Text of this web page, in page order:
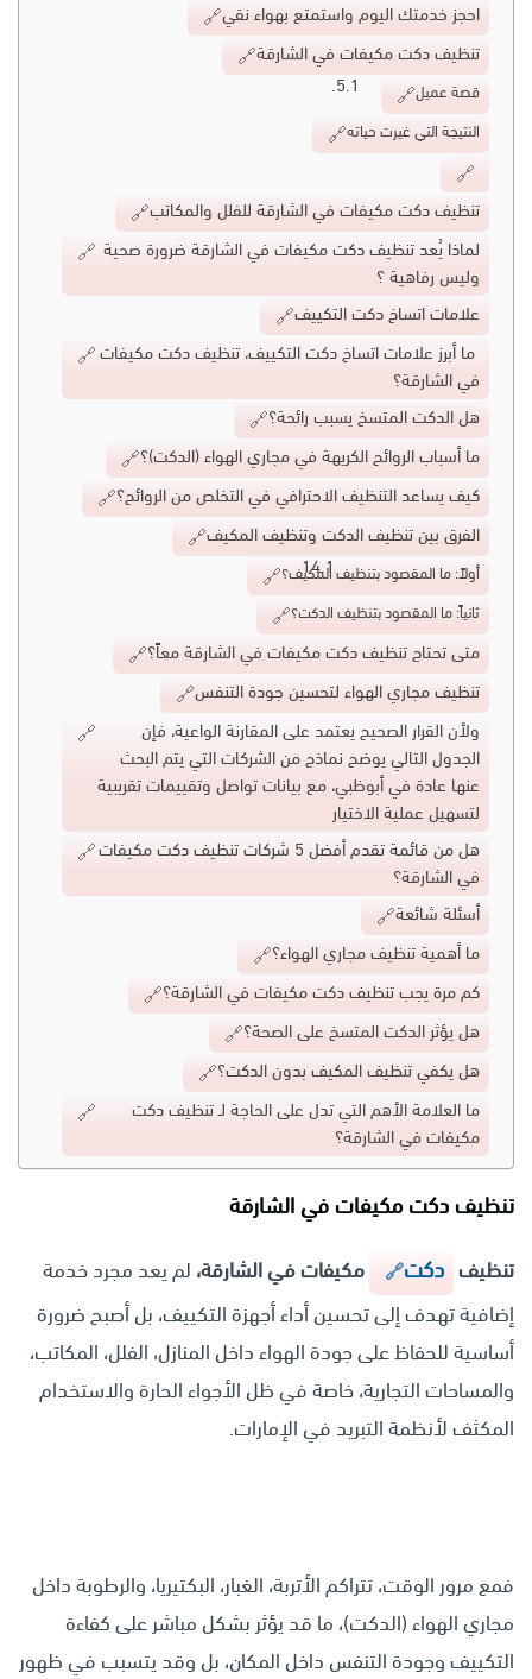
احجز خدمتك اليوم واستمتع بهواء نقي
تنظيف دكت مكيفات في الشارقة
قصة عميل
النتيجة التي غيرت حياته
تنظيف دكت مكيفات في الشارقة للفلل والمكاتب
لماذا يُعد تنظيف دكت مكيفات في الشارقة ضرورة صحية
وليس رفاهية ؟
علامات اتساخ دكت التكييف
ما أبرز علامات اتساخ دكت التكييف، تنظيف دكت مكيفات
في الشارقة؟
هل الدكت المتسخ يسبب رائحة؟
ما أسباب الروائح الكريهة في مجاري الهواء (الدكت)؟
كيف يساعد التنظيف الاحترافي في التخلص من الروائح؟
الفرق بين تنظيف الدكت وتنظيف المكيف
أولاً: ما المقصود بتنظيف المكيف؟
ثانياً: ما المقصود بتنظيف الدكت؟
متى تحتاج تنظيف دكت مكيفات في الشارقة معاً؟
تنظيف مجاري الهواء لتحسين جودة التنفس
ولأن القرار الصحيح يعتمد على المقارنة الواعية، فإن
الجدول التالي يوضح نماذج من الشركات التي يتم البحث
عنها عادة في أبوظبي، مع بيانات تواصل وتقييمات تقريبية
لتسهيل عملية الاختيار
هل من قائمة تقدم أفضل 5 شركات تنظيف دكت مكيفات
في الشارقة؟
أسئلة شائعة
ما أهمية تنظيف مجاري الهواء؟
كم مرة يجب تنظيف دكت مكيفات في الشارقة؟
هل يؤثر الدكت المتسخ على الصحة؟
هل يكفي تنظيف المكيف بدون الدكت؟
ما العلامة الأهم التي تدل على الحاجة لـ تنظيف دكت
مكيفات في الشارقة؟
تنظيف دكت مكيفات في الشارقة
تنظيف دكت مكيفات في الشارقة، لم يعد مجرد خدمة
إضافية تهدف إلى تحسين أداء أجهزة التكييف، بل أصبح ضرورة
أساسية للحفاظ على جودة الهواء داخل المنازل، الفلل، المكاتب،
والمساحات التجارية، خاصة في ظل الأجواء الحارة والاستخدام
المكثف لأنظمة التبريد في الإمارات.
فمع مرور الوقت، تتراكم الأتربة، الغبار، البكتيريا، والرطوبة داخل
مجاري الهواء (الدكت)، ما قد يؤثر بشكل مباشر على كفاءة
التكييف وجودة التنفس داخل المكان، بل وقد يتسبب في ظهور